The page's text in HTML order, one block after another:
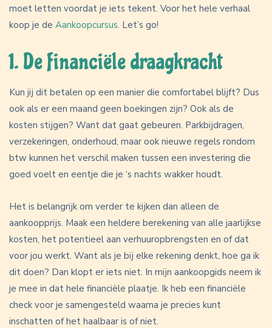
moet letten voordat je iets tekent. Voor het hele verhaal
koop je de Aankoopcursus. Let’s go!
1. De financiële draagkracht
Kun jij dit betalen op een manier die comfortabel blijft? Dus
ook als er een maand geen boekingen zijn? Ook als de
kosten stijgen? Want dat gaat gebeuren. Parkbijdragen,
verzekeringen, onderhoud, maar ook nieuwe regels rondom
btw kunnen het verschil maken tussen een investering die
goed voelt en eentje die je ‘s nachts wakker houdt.
Het is belangrijk om verder te kijken dan alleen de
aankoopprijs. Maak een heldere berekening van alle jaarlijkse
kosten, het potentieel aan verhuuropbrengsten en of dat
voor jou werkt. Want als je bij elke rekening denkt, hoe ga ik
dit doen? Dan klopt er iets niet. In mijn aankoopgids neem ik
je mee in dat hele financiële plaatje. Ik heb een financiële
check voor je samengesteld waarna je precies kunt
inschatten of het haalbaar is of niet.